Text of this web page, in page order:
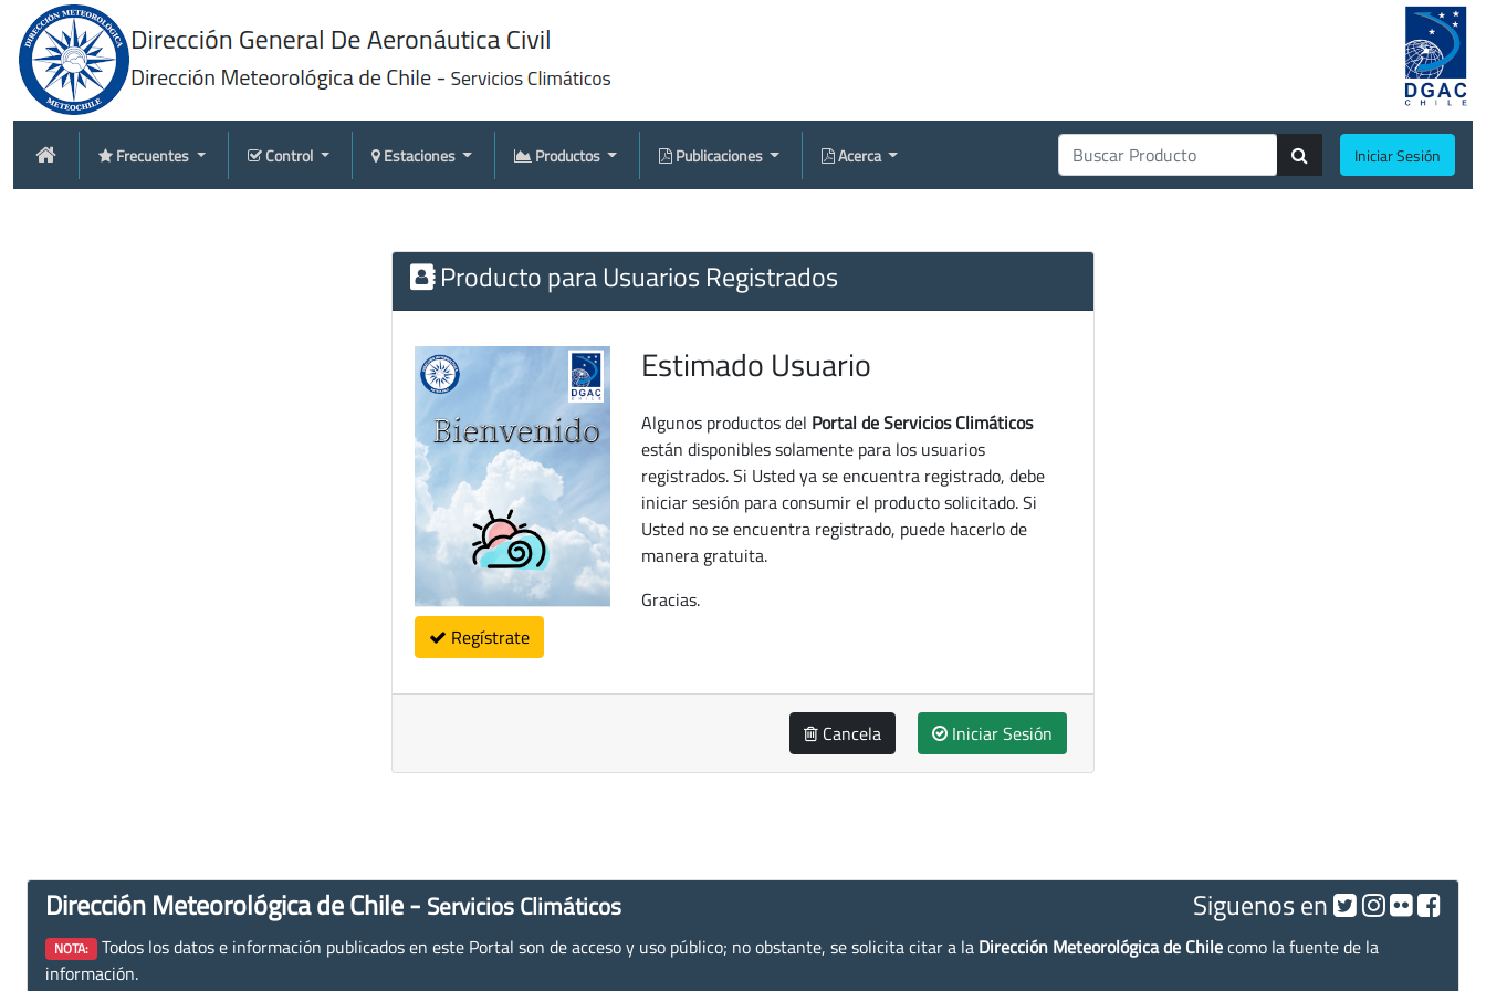
Frecuentes Control Estaciones Productos Publicaciones Acerca Iniciar Sesión
Producto para Usuarios Registrados
Regístrate
Estimado Usuario
Algunos productos del Portal de Servicios Climáticos
están disponibles solamente para los usuarios
registrados. Si Usted ya se encuentra registrado, debe
iniciar sesión para consumir el producto solicitado. Si
Usted no se encuentra registrado, puede hacerlo de
manera gratuita.
Gracias.
Cancela Iniciar Sesión
Dirección Meteorológica de Chile - Servicios Climáticos Siguenos en
NOTA: Todos los datos e información publicados en este Portal son de acceso y uso público; no obstante, se solicita citar a la Dirección Meteorológica de Chilecomo la fuente de la
información.